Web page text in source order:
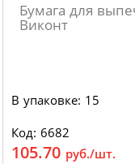
Бумага для
Виконт
В упаковке: 15
Код: 6682
105.70 руб./шт.